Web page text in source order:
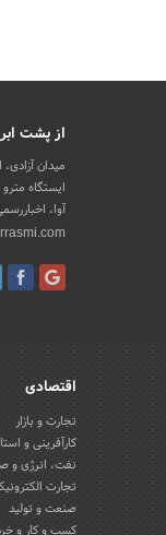
از پشت
میدان
ایستگاه
آوا،
اقتصادی
تجارت و بازار
کارآفرینی و
نفت، انرژی و
تجارت
صنعت و تولید
کسب و کار و